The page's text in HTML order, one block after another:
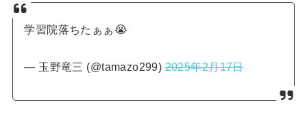
学習院落ちたぁぁ😭
— 玉野竜三 (@tamazo299)2025年2月17日